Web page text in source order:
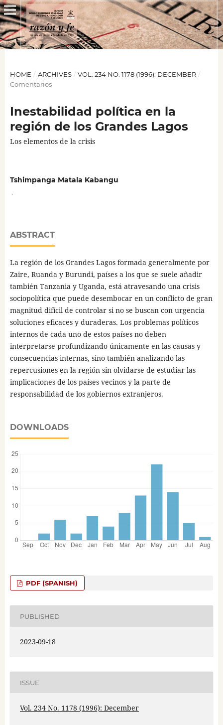
HOME / ARCHIVES / VOL. 234 NO. 1178 (1996): DECEMBER /
Comentarios
Inestabilidad política en la
región de los Grandes Lagos
Los elementos de la crisis
Tshimpanga Matala Kabangu
ABSTRACT
La región de los Grandes Lagos formada generalmente por
Zaire, Ruanda y Burundi, países a los que se suele añadir
también Tanzania y Uganda, está atravesando una crisis
sociopolítica que puede desembocar en un conflicto de gran
magnitud difícil de controlar si no se buscan con urgencia
soluciones eficaces y duraderas. Los problemas políticos
internos de cada uno de estos países no deben
interpretarse profundizando únicamente en las causas y
consecuencias internas, sino también analizando las
repercusiones en la región sin olvidarse de estudiar las
implicaciones de los países vecinos y la parte de
responsabilidad de los gobiernos extranjeros.
DOWNLOADS
PDF (SPANISH)
PUBLISHED
2023-09-18
ISSUE
Vol. 234 No. 1178 (1996): December